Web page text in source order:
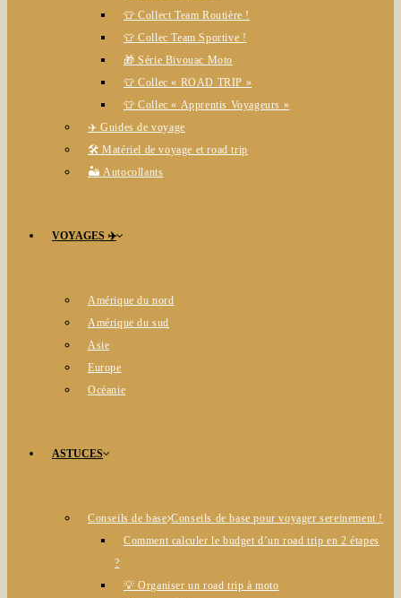
👕 Collect Team Routière !
👕 Collec Team Sportive !
🎁 Série Bivouac Moto
👕 Collec « ROAD TRIP »
👕 Collec « Apprentis Voyageurs »
✈️ Guides de voyage
🛠️ Matériel de voyage et road trip
🏜️ Autocollants
VOYAGES ✈️
Amérique du nord
Amérique du sud
Asie
Europe
Océanie
ASTUCES
Conseils de base Conseils de base pour voyager sereinement !
Comment calculer le budget d’un road trip en 2 étapes
?
💡 Organiser un road trip à moto